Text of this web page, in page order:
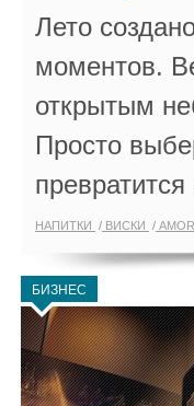
Лето
моментов.
открытым
Просто
НАПИТКИ ВИСКИ AMOR
БИЗНЕС